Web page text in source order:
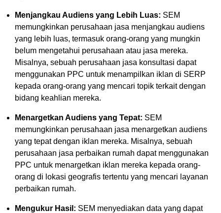
Menjangkau Audiens yang Lebih Luas: SEM
memungkinkan perusahaan jasa menjangkau audiens
yang lebih luas, termasuk orang-orang yang mungkin
belum mengetahui perusahaan atau jasa mereka.
Misalnya, sebuah perusahaan jasa konsultasi dapat
menggunakan PPC untuk menampilkan iklan di SERP
kepada orang-orang yang mencari topik terkait dengan
bidang keahlian mereka.
Menargetkan Audiens yang Tepat: SEM
memungkinkan perusahaan jasa menargetkan audiens
yang tepat dengan iklan mereka. Misalnya, sebuah
perusahaan jasa perbaikan rumah dapat menggunakan
PPC untuk menargetkan iklan mereka kepada orang-
orang di lokasi geografis tertentu yang mencari layanan
perbaikan rumah.
Mengukur Hasil: SEM menyediakan data yang dapat